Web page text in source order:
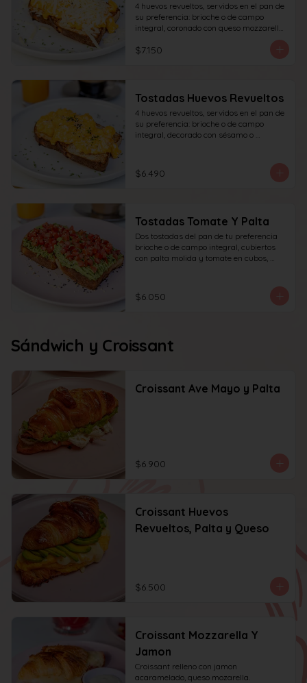
4 huevos revueltos, servidos en el pan de
su preferencia: brioche o de campo
integral, coronado con queso mozzarella
rallado, decorado con sésamo o cibullete.
$7.150
Tostadas Huevos Revueltos
4 huevos revueltos, servidos en el pan de
su preferencia: brioche o de campo
integral, decorado con sésamo o
$6.490
Tostadas Tomate Y Palta
Dos tostadas del pan de tu preferencia
brioche o de campo integral, cubiertos
con palta molida y tomate en cubos,
$6.050
Sándwich y Croissant
Croissant Ave Mayo y Palta
$6.900
Croissant Huevos
Revueltos, Palta y Queso
$6.500
Croissant Mozzarella Y
Jamon
Croissant relleno con jamon
acaramelado, queso mozarella.